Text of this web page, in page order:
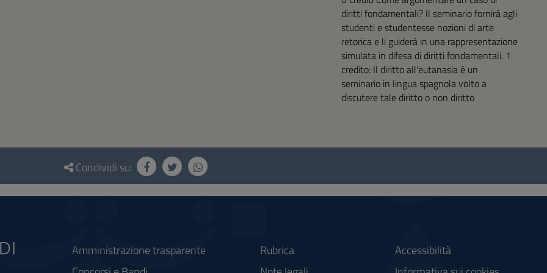
diritti fondamentali? Il seminario fornirà agli
studenti e studentesse nozioni di arte
retorica e li guiderà in una rappresentazione
simulata in difesa di diritti fondamentali. 1
credito: Il diritto all'eutanasia è un
seminario in lingua spagnola volto a
discutere tale diritto o non diritto
Condividi su:
Amministrazione trasparente
Rubrica
Accessibilità